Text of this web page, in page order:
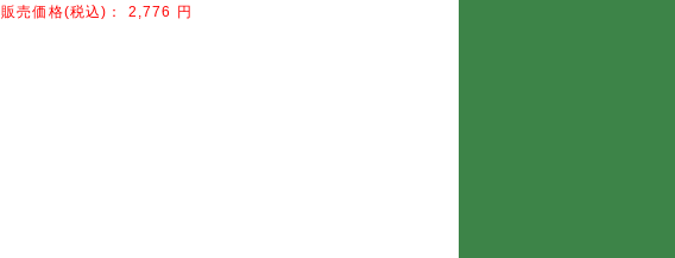
販売価格(税込)：
2,776 円